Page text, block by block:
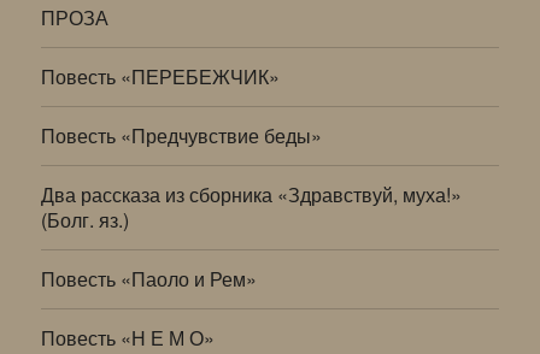
ПРОЗА
Повесть «ПЕРЕБЕЖЧИК»
Повесть «Предчувствие беды»
Два рассказа из сборника «Здравствуй, муха!»
(Болг. яз.)
Повесть «Паоло и Рем»
Повесть «Н Е М О»